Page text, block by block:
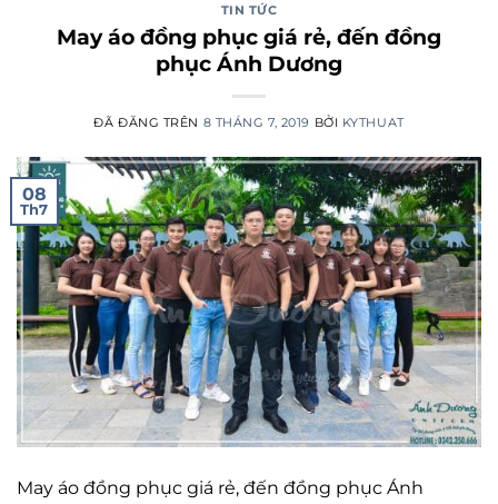
TIN TỨC
May áo đồng phục giá rẻ, đến đồng
phục Ánh Dương
ĐÃ ĐĂNG TRÊN 8 THÁNG 7, 2019 BỞI KYTHUAT
08
Th7
May áo đồng phục giá rẻ, đến đồng phục Ánh